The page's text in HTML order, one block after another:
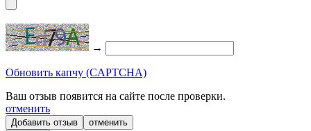
→
Обновить капчу (CAPTCHA)
Ваш отзыв появится на сайте после проверки.
отменить
отменить